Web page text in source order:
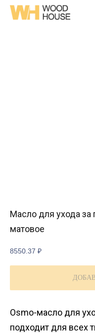
Масло для ухода за
матовое
8550.37 ₽
Osmo-масло для
подходит для всех